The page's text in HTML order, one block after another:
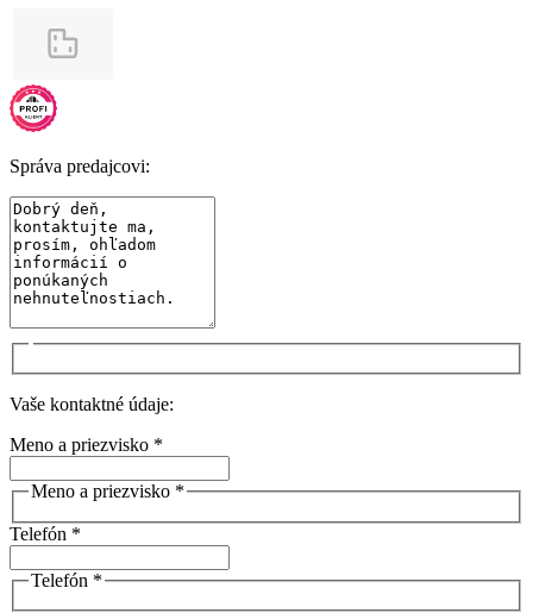
Správa predajcovi:
Vaše kontaktné údaje:
Meno a priezvisko *
Meno a priezvisko *
Telefón *
Telefón *